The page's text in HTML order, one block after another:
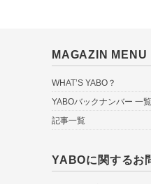
MAGAZIN MENU
WHAT’S YABO？
YABOバックナンバー 一覧
記事一覧
YABOに関するお